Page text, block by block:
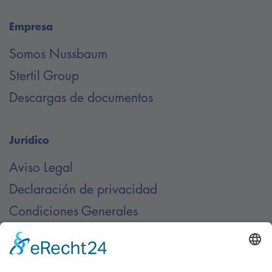
Empresa
Somos Nussbaum
Stertil Group
Descargas de documentos
Jurídico
Aviso Legal
Declaración de privacidad
Condiciones Generales
Contacto